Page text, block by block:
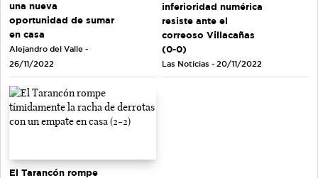
una nueva
oportunidad de sumar
en casa
Alejandro del Valle -
26/11/2022
inferioridad numérica
resiste ante el
correoso Villacañas
(0-0)
Las Noticias - 20/11/2022
El Tarancón rompe